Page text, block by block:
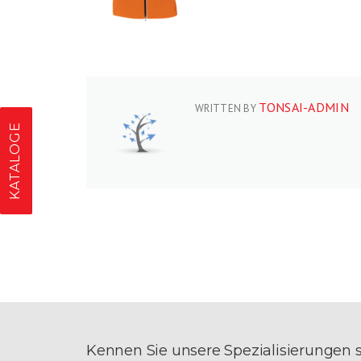
WRITTEN BY TONSAI-ADMIN
KATALOGE
Kennen Sie unsere Spezialisierungen